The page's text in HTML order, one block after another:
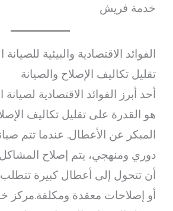
خدمة فريش
الفوائد الاقتصادية والبيئية للصيانة
تقليل تكاليف الإصلاح والصيانة
أحد أبرز الفوائد الاقتصادية لصيانة
هو القدرة على تقليل تكاليف
المبكر عن الأعطال. عندما تتم
دوري ومنهجي، يتم إصلاح
أن تتحول إلى أعطال كبيرة تتطلب
أو إصلاحات معقدة ومكلفة.مركز